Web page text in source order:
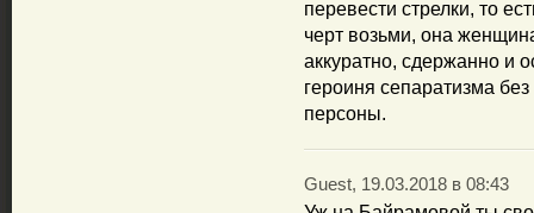
перевести стрелки, то
черт возьми, она
аккуратно, сдержанно и
героиня сепаратизма
персоны.
Guest, 19.03.2018 в 08:43